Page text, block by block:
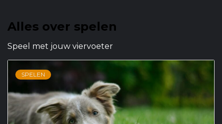
Alles over spelen
Speel met jouw viervoeter
SPELEN